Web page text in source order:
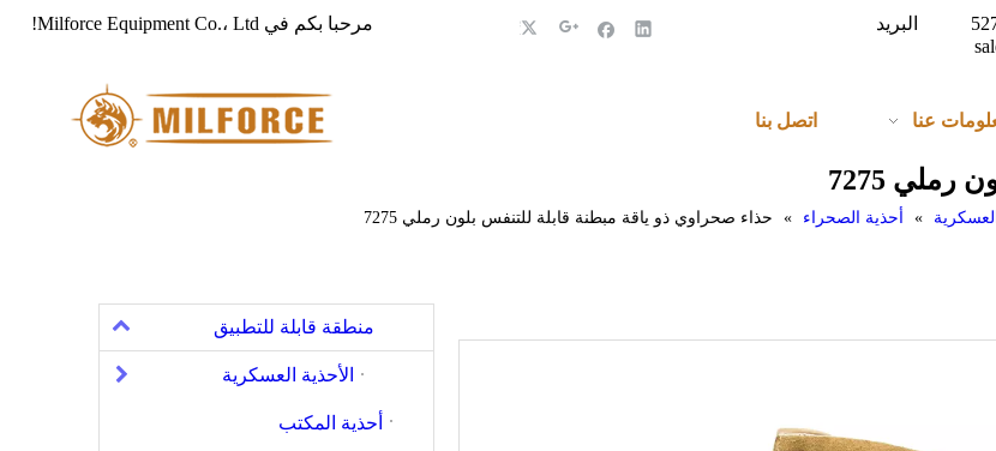
مرحبا بكم في Milforce Equipment Co.، Ltd!
الهاتف: + 86-138-52701151 البريد
عنا اتصل بنا
7275
» أحذية الصحراء » حذاء صحراوي ذو ياقة مبطنة قابلة للتنفس بلون رملي 7275
منطقة قابلة للتطبيق
الأحذية العسكرية
أحذية المكتب